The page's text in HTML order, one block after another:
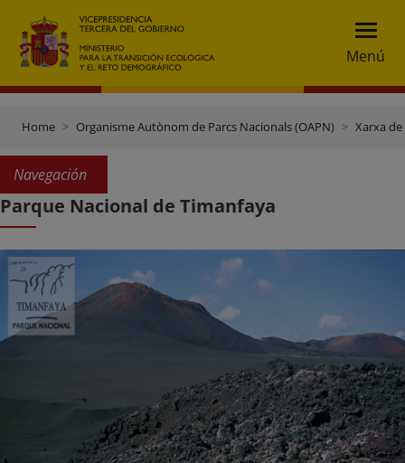
Menú
Home Organisme Autònom de Parcs Nacionals (OAPN) Xarxa
Navegación
Parque Nacional de Timanfaya